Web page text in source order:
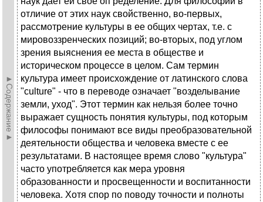
►Содержание►
отличие от этих наук свойственно, во-первых,
рассмотрение культуры в ее общих чертах, т.е. с
мировоззренческих позиций; во-вторых, под углом
зрения выяснения ее места в обществе и
историческом процессе в целом. Сам термин
культура имеет происхождение от латинского слова
"culture" - что в переводе означает "возделывание
земли, уход". Этот термин как нельзя более точно
выражает сущность понятия культуры, под которым
философы понимают все виды преобразовательной
деятельности общества и человека вместе с ее
результатами. В настоящее время слово "культура"
часто употребляется как мера уровня
образованности и просвещенности и воспитанности
человека. Хотя спор по поводу точности и полноты